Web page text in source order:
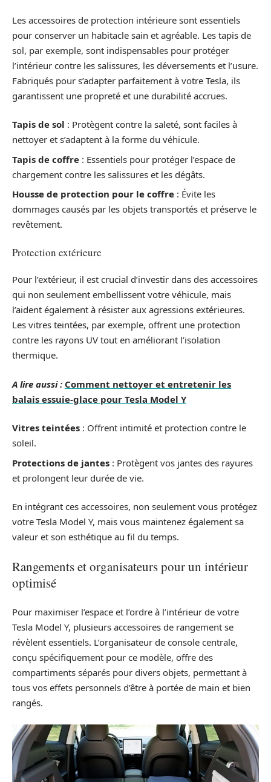
Les accessoires de protection intérieure sont essentiels
pour conserver un habitacle sain et agréable. Les tapis de
sol, par exemple, sont indispensables pour protéger
l’intérieur contre les salissures, les déversements et l’usure.
Fabriqués pour s’adapter parfaitement à votre Tesla, ils
garantissent une propreté et une durabilité accrues.
Tapis de sol : Protègent contre la saleté, sont faciles à
nettoyer et s’adaptent à la forme du véhicule.
Tapis de coffre : Essentiels pour protéger l’espace de
chargement contre les salissures et les dégâts.
Housse de protection pour le coffre : Évite les
dommages causés par les objets transportés et préserve le
revêtement.
Protection extérieure
Pour l’extérieur, il est crucial d’investir dans des accessoires
qui non seulement embellissent votre véhicule, mais
l’aident également à résister aux agressions extérieures.
Les vitres teintées, par exemple, offrent une protection
contre les rayons UV tout en améliorant l’isolation
thermique.
A lire aussi : Comment nettoyer et entretenir les
balais essuie-glace pour Tesla Model Y
Vitres teintées : Offrent intimité et protection contre le
soleil.
Protections de jantes : Protègent vos jantes des rayures
et prolongent leur durée de vie.
En intégrant ces accessoires, non seulement vous protégez
votre Tesla Model Y, mais vous maintenez également sa
valeur et son esthétique au fil du temps.
Rangements et organisateurs pour un intérieur
optimisé
Pour maximiser l’espace et l’ordre à l’intérieur de votre
Tesla Model Y, plusieurs accessoires de rangement se
révèlent essentiels. L’organisateur de console centrale,
conçu spécifiquement pour ce modèle, offre des
compartiments séparés pour divers objets, permettant à
tous vos effets personnels d’être à portée de main et bien
rangés.